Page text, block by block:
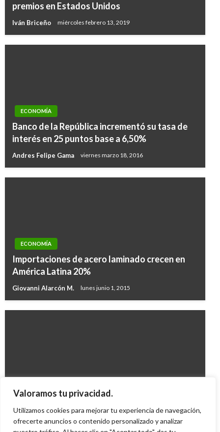
Valoramos tu privacidad.
Utilizamos cookies para mejorar tu experiencia de navegación,
ofrecerte anuncios o contenido personalizado y analizar
premios en Estados Unidos
Iván Briceño miércoles febrero 13, 2019
ECONOMÍA
Banco de la República incrementó su tasa de
interés en 25 puntos base a 6,50%
Andres Felipe Gama viernes marzo 18, 2016
ECONOMÍA
Importaciones de acero laminado crecen en
América Latina 20%
Giovanni Alarcón M. lunes junio 1, 2015
ECONOMÍA
Mario Murcia viernes febrero 25, 2011